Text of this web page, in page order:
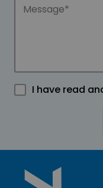
I have read